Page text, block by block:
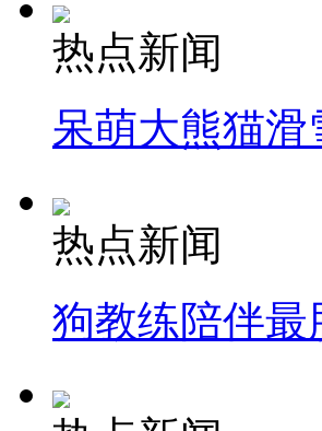
热点新闻
呆萌大熊猫滑
热点新闻
狗教练陪伴